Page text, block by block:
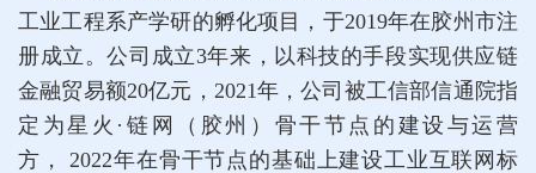
工业工程系产学研的孵化项目，于2019年在胶州市注
册成立。公司成立3年来，以科技的手段实现供应链
金融贸易额20亿元，2021年，公司被工信部信通院指
定为星火·链网（胶州）骨干节点的建设与运营
方， 2022年在骨干节点的基础上建设工业互联网标